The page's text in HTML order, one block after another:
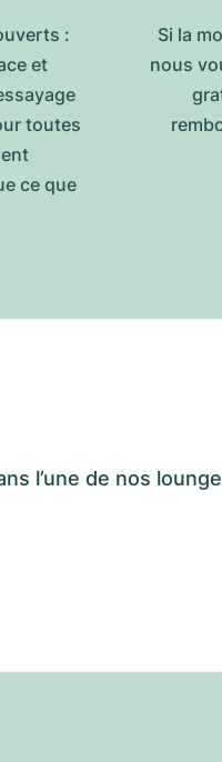
:
et
toutes
ce que
Si la
nous
l’une de nos